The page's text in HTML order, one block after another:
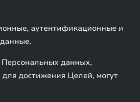
аутентификационные и
данных,
достижения Целей, могут